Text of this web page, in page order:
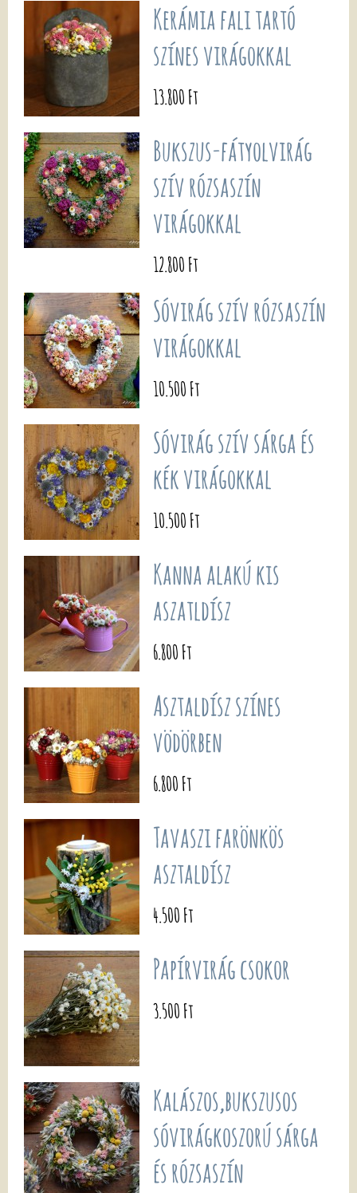
Kerámia fali tartó
színes virágokkal
13.800 Ft
Bukszus-fátyolvirág
szív rózsaszín
virágokkal
12.800 Ft
Sóvirág szív rózsaszín
virágokkal
10.500 Ft
Sóvirág szív sárga és
kék virágokkal
10.500 Ft
Kanna alakú kis
aszatldísz
6.800 Ft
Asztaldísz színes
vödörben
6.800 Ft
Tavaszi farönkös
asztaldísz
4.500 Ft
Papírvirág csokor
3.500 Ft
Kalászos,bukszusos
sóvirágkoszorú sárga
és rózsaszín